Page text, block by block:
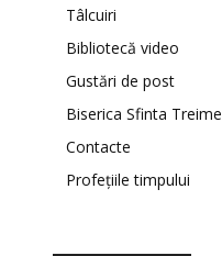
Tâlcuiri
Bibliotecă video
Gustări de post
Biserica Sfinta Treime
Contacte
Profețiile timpului